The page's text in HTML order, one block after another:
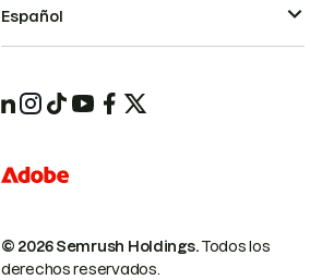
© 2026 Semrush Holdings.Todos los
derechos reservados.
Español